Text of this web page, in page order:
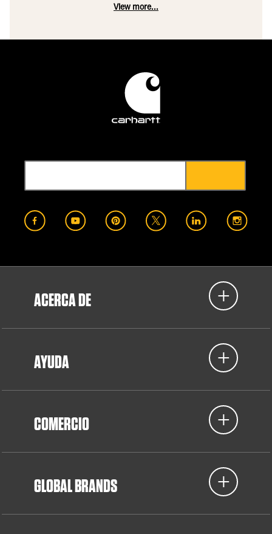
View more...
ACERCA DE
AYUDA
COMERCIO
GLOBAL BRANDS